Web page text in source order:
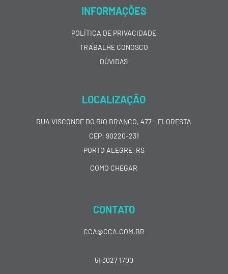
INFORMAÇÕES
POLÍTICA DE PRIVACIDADE
TRABALHE CONOSCO
DÚVIDAS
LOCALIZAÇÃO
RUA VISCONDE DO RIO BRANCO, 477 - FLORESTA
CEP: 90220-231
PORTO ALEGRE, RS
COMO CHEGAR
CONTATO
CCA@CCA.COM.BR
51 3027 1700